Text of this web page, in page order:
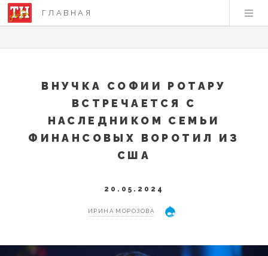
ГЛАВНАЯ
ВНУЧКА СОФИИ РОТАРУ
ВСТРЕЧАЕТСЯ С
НАСЛЕДНИКОМ СЕМЬИ
ФИНАНСОВЫХ ВОРОТИЛ ИЗ
США
20.05.2024
ИРИНА МОРОЗОВА